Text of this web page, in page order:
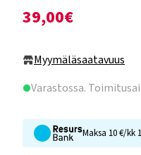
39,00€
Myymäläsaatavuus
Varastossa.
Maksa 10 €/kk